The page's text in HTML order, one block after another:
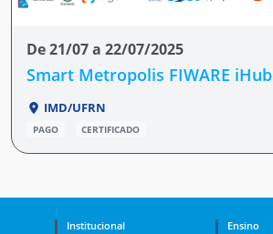
De 21/07 a 22/07/2025
Smart Metropolis FIWARE iHub
IMD/UFRN
PAGO CERTIFICADO
Institucional
Ensino